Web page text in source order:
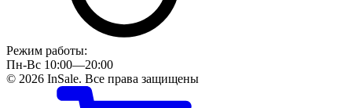
Режим работы:
Пн-Вс 10:00—20:00
© 2026 InSale. Все права защищены